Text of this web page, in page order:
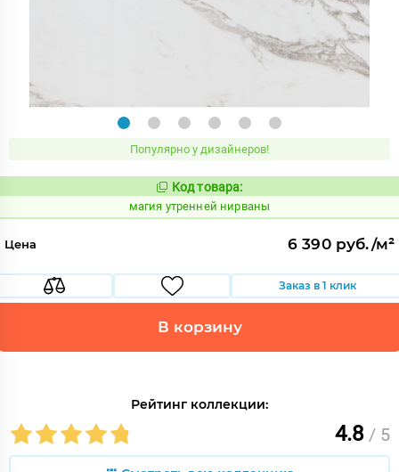
Популярно у дизайнеров!
Код:
919934
Код товара:
магия утренней нирваны
Цена 6 390 руб./м²
Заказ в 1 клик
В корзину
Рейтинг коллекции:
4.8 / 5